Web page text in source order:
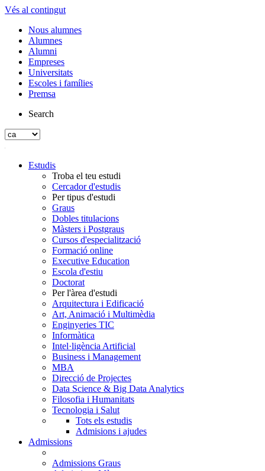
Vés al contingut
Nous alumnes
Alumnes
Alumni
Empreses
Universitats
Escoles i famílies
Premsa
Search
Estudis
Troba el teu estudi
Cercador d'estudis
Per tipus d'estudi
Graus
Dobles titulacions
Màsters i Postgraus
Cursos d'especialització
Formació online
Executive Education
Escola d'estiu
Doctorat
Per l'àrea d'estudi
Arquitectura i Edificació
Art, Animació i Multimèdia
Enginyeries TIC
Informàtica
Intel·ligència Artificial
Business i Management
MBA
Direcció de Projectes
Data Science & Big Data Analytics
Filosofia i Humanitats
Tecnologia i Salut
Tots els estudis
Admisions i ajudes
Admissions
Admissions Graus